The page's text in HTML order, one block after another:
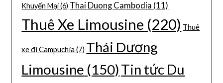
Khuyến Mại(6) Thai Duong Cambodia (11)
Thuê Xe Limousine (220) Thuê
xe đi Campuchia(7) Thái Dương
Limousine (150)Tin tức Du